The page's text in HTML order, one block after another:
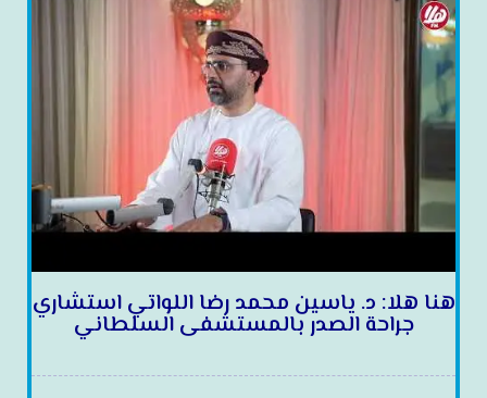
هنا هلا: د. ياسين محمد رضا اللواتي استشاري
جراحة الصدر بالمستشفى السلطاني